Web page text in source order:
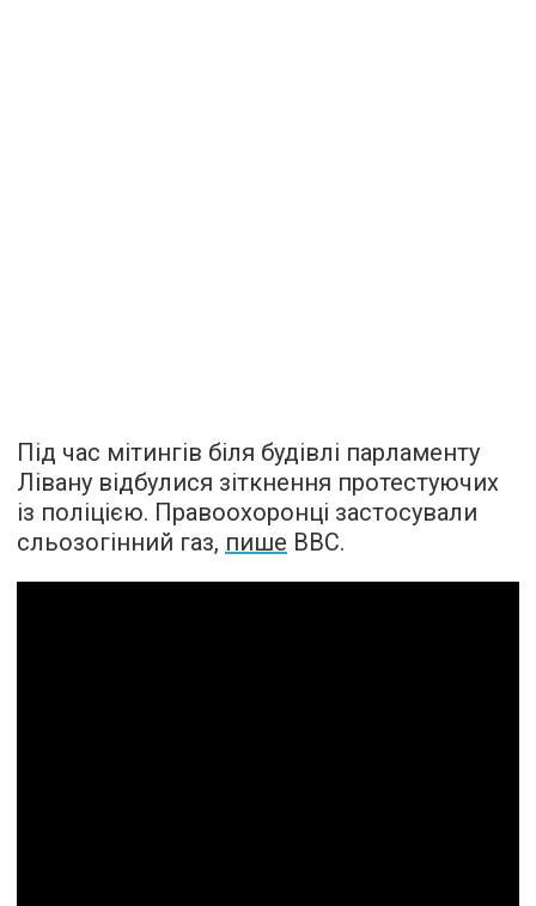
Під час мітингів біля будівлі парламенту
Лівану відбулися зіткнення протестуючих
із поліцією. Правоохоронці застосували
сльозогінний газ, пише ВВС.